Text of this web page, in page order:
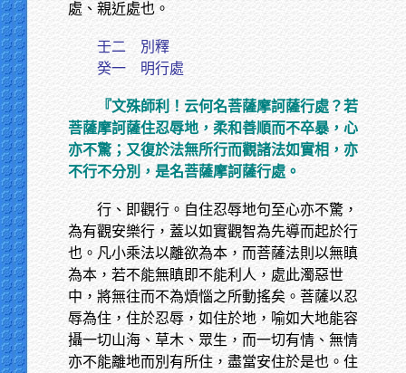
處、親近處也。
壬二 別釋
癸一 明行處
『文殊師利！云何名菩薩摩訶薩行處？若
菩薩摩訶薩住忍辱地，柔和善順而不卒暴，心
亦不驚；又復於法無所行而觀諸法如實相，亦
不行不分別，是名菩薩摩訶薩行處。
行、即觀行。自住忍辱地句至心亦不驚，
為有觀安樂行，蓋以如實觀智為先導而起於行
也。凡小乘法以離欲為本，而菩薩法則以無瞋
為本，若不能無瞋即不能利人，處此濁惡世
中，將無往而不為煩惱之所動搖矣。菩薩以忍
辱為住，住於忍辱，如住於地，喻如大地能容
攝一切山海、草木、眾生，而一切有情、無情
亦不能離地而別有所住，盡當安住於是也。住